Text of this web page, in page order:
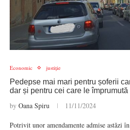
Economic justiție
Pedepse mai mari pentru șoferii
dar și pentru cei care le
by Oana Spiru 11/11/2024
Potrivit unor amendamente admise astăzi